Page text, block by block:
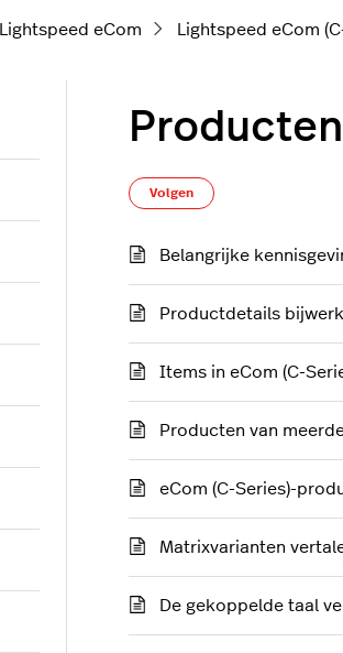
Lightspeed eCom Lightspeed eCom
Volgen
Belangrijke
Productdetails
Items in eCom (C-
Producten van
eCom (C-Series)-
Matrixvarianten
De gekoppelde taal